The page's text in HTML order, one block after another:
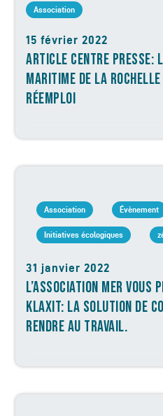
Association
15 février 2022
ARTICLE CENTRE PRESSE:
MARITIME DE LA
RÉEMPLOI
Association Évènement
Initiatives écologiques
31 janvier 2022
L’ASSOCIATION MER VOUS
KLAXIT: LA SOLUTION DE
RENDRE AU TRAVAIL.